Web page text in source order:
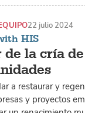
HIS
la cría
22 julio 2024
a restaurar y
y proyectos